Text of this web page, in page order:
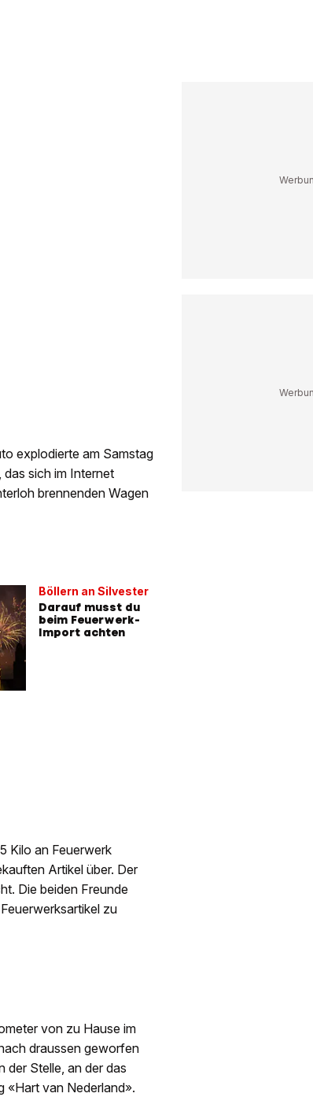
explodierte am Samstag
sich im Internet
brennenden Wagen
Böllern an Silvester
Darauf musst du
beim Feuerwerk-
Import achten
Kilo an Feuerwerk
Artikel über. Der
Die beiden Freunde
zu
von zu Hause im
draussen geworfen
der Stelle, an der das
«Hart van Nederland».